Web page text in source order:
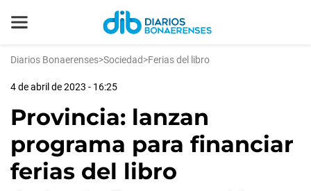
Diarios Bonaerenses>Sociedad>Ferias del libro
4 de abril de 2023 - 16:25
Provincia: lanzan
programa para financiar
ferias del libro